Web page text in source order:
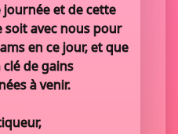
et de cette
soit avec nous pour
en ce jour, et que
de gains
à venir.